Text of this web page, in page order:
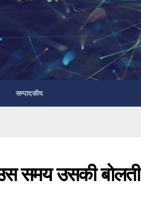
सम्पादकीय
समय उसकी बोलती